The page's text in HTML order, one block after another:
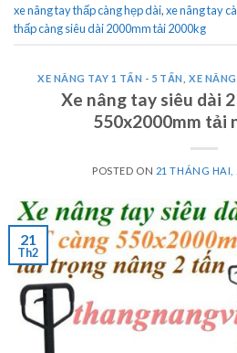
xe nâng tay thấp càng hẹp dài,xe nâng tay
thấp càng siêu dài 2000mm tải 2000kg
XE NÂNG TAY 1 TẤN - 5 TẤN ,XE
Xe nâng tay siêu dài
550x2000mm tải
POSTED ON 21 THÁNG HAI,
21
Th2